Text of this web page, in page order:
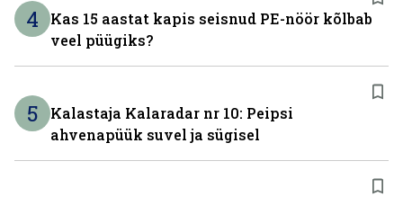
4
Kas 15 aastat kapis seisnud PE-nöör kõlbab
veel püügiks?
5
Kalastaja Kalaradar nr 10: Peipsi
ahvenapüük suvel ja sügisel